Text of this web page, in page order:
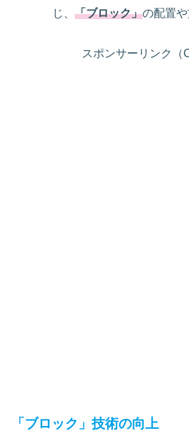
じ、「ブロック」の配置や
スポンサーリンク（
「ブロック」技術の向上